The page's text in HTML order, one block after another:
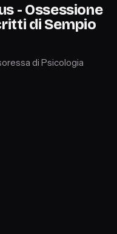
- Ossessione
di Sempio
di Psicologia